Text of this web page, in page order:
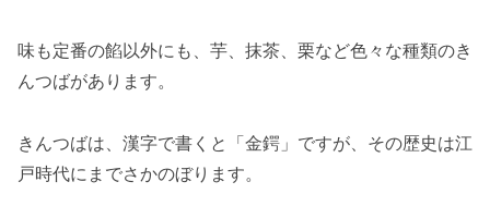
味も定番の餡以外にも、芋、抹茶、栗など色々な種類のき
んつばがあります。
きんつばは、漢字で書くと「金鍔」ですが、その歴史は江
戸時代にまでさかのぼります。